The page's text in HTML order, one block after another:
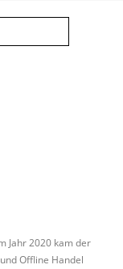
Jahr 2020 kam der
Offline Handel